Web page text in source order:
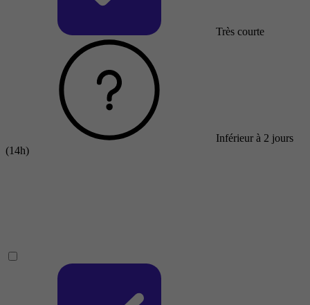
Très courte
Inférieur à 2 jours
(14h)